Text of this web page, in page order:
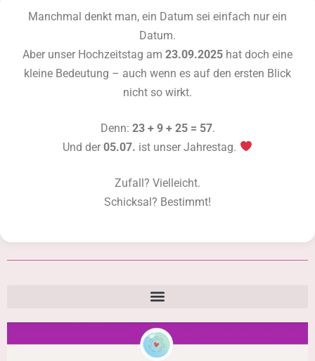
Manchmal denkt man, ein Datum sei einfach nur ein
Datum.
Aber unser Hochzeitstag am 23.09.2025 hat doch eine
kleine Bedeutung – auch wenn es auf den ersten Blick
nicht so wirkt.
Denn: 23 + 9 + 25 = 57.
Und der05.07. ist unser Jahrestag.
Zufall? Vielleicht.
Schicksal? Bestimmt!